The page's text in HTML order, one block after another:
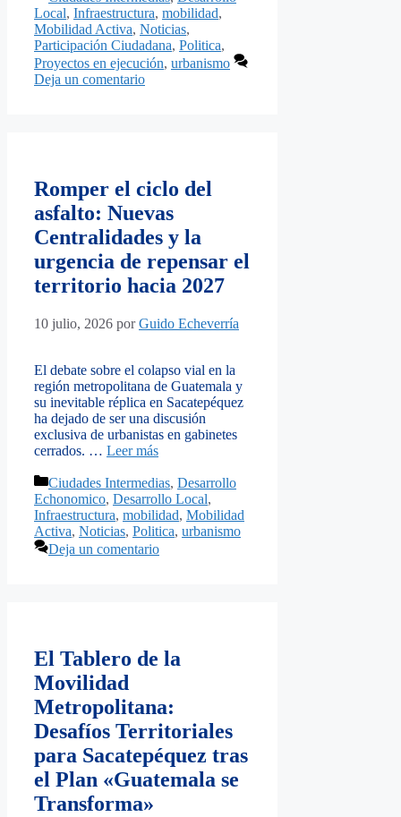
Local, Infraestructura, mobilidad,
Mobilidad Activa, Noticias,
Participación Ciudadana, Politica,
Proyectos en ejecución, urbanismo
Deja un comentario
Romper el ciclo del
asfalto: Nuevas
Centralidades y la
urgencia de repensar el
territorio hacia 2027
10 julio, 2026 porGuido Echeverría
El debate sobre el colapso vial en la
región metropolitana de Guatemala y
su inevitable réplica en Sacatepéquez
ha dejado de ser una discusión
exclusiva de urbanistas en gabinetes
cerrados. … Leer más
Categorías
Ciudades Intermedias, Desarrollo
Echonomico, Desarrollo Local,
Infraestructura, mobilidad, Mobilidad
Activa, Noticias, Politica, urbanismo
Deja un comentario
El Tablero de la
Movilidad
Metropolitana:
Desafíos Territoriales
para Sacatepéquez tras
el Plan «Guatemala se
Transforma»